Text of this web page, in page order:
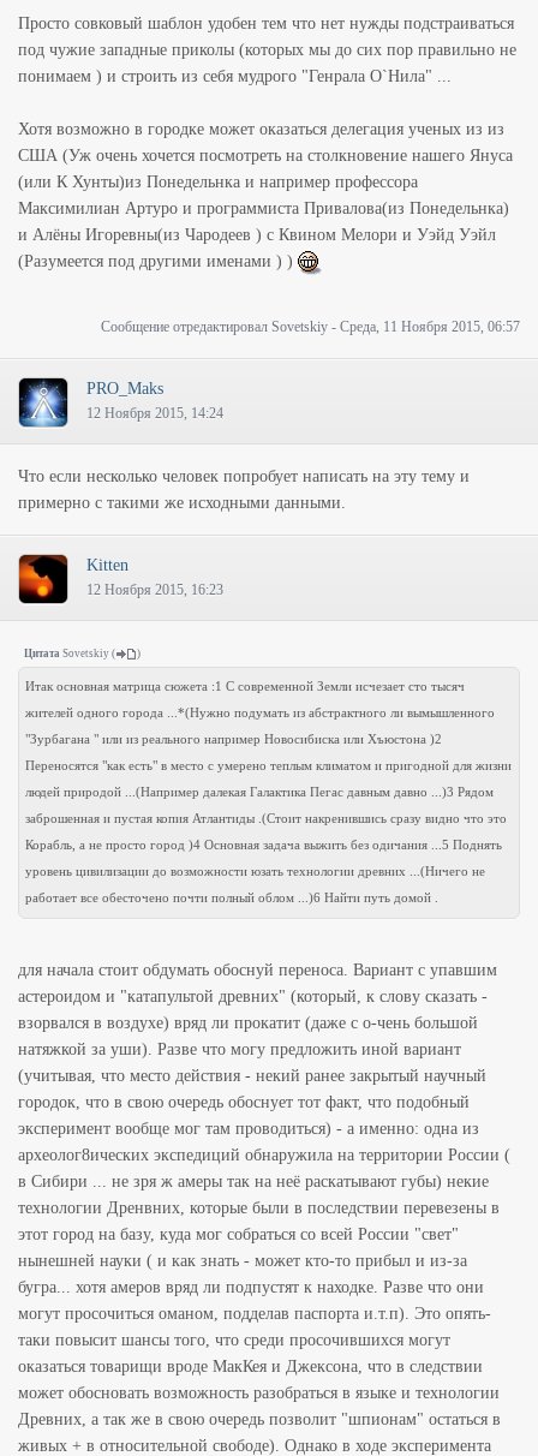
Просто совковый шаблон удобен тем что нет нужды подстраиваться
под чужие западные приколы (которых мы до сих пор правильно не
понимаем ) и строить из себя мудрого "Генрала О`Нила" ...
Хотя возможно в городке может оказаться делегация ученых из из
США (Уж очень хочется посмотреть на столкновение нашего Януса
(или К Хунты)из Понедельнка и например профессора
Максимилиан Артуро и программиста Привалова(из Понедельнка)
и Алёны Игоревны(из Чародеев ) с Квином Мелори и Уэйд Уэйл
(Разумеется под другими именами ) )
Сообщение отредактировал Sovetskiy - Среда, 11 Ноября 2015, 06:57
PRO_Maks
12 Ноября 2015, 14:24
Что если несколько человек попробует написать на эту тему и
примерно с такими же исходными данными.
Kitten
12 Ноября 2015, 16:23
Цитата Sovetskiy ( )
Итак основная матрица сюжета :1 С современной Земли исчезает сто тысяч
жителей одного города ...*(Нужно подумать из абстрактного ли вымышленного
"Зурбагана " или из реального например Новосибиска или Хъюстона )2
Переносятся "как есть" в место с умерено теплым климатом и пригодной для жизни
людей природой ...(Например далекая Галактика Пегас давным давно ...)3 Рядом
заброшенная и пустая копия Атлантиды .(Стоит накренившись сразу видно что это
Корабль, а не просто город )4 Основная задача выжить без одичания ...5 Поднять
уровень цивилизации до возможности юзать технологии древних ...(Ничего не
работает все обесточено почти полный облом ...)6 Найти путь домой .
для начала стоит обдумать обоснуй переноса. Вариант с упавшим
астероидом и "катапультой древних" (который, к слову сказать -
взорвался в воздухе) вряд ли прокатит (даже с о-чень большой
натяжкой за уши). Разве что могу предложить иной вариант
(учитывая, что место действия - некий ранее закрытый научный
городок, что в свою очередь обоснует тот факт, что подобный
эксперимент вообще мог там проводиться) - а именно: одна из
археолог8ических экспедиций обнаружила на территории России (
в Сибири ... не зря ж амеры так на неё раскатывают губы) некие
технологии Дренвних, которые были в последствии перевезены в
этот город на базу, куда мог собраться со всей России "свет"
нынешней науки ( и как знать - может кто-то прибыл и из-за
бугра... хотя амеров вряд ли подпустят к находке. Разве что они
могут просочиться оманом, подделав паспорта и.т.п). Это опять-
таки повысит шансы того, что среди просочившихся могут
оказаться товарищи вроде МакКея и Джексона, что в следствии
может обосновать возможность разобраться в языке и технологии
Древних, а так же в свою очередь позволит "шпионам" остаться в
живых + в относительной свободе). Однако в ходе эксперимента